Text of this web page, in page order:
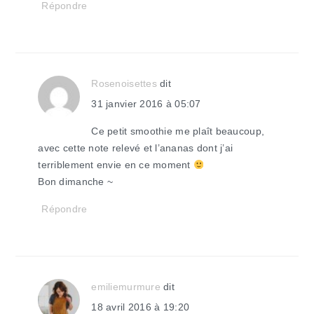
Répondre
Rosenoisettes dit
31 janvier 2016 à 05:07
Ce petit smoothie me plaît beaucoup,
avec cette note relevé et l’ananas dont j’ai
terriblement envie en ce moment
Bon dimanche ~
Répondre
emiliemurmure dit
18 avril 2016 à 19:20